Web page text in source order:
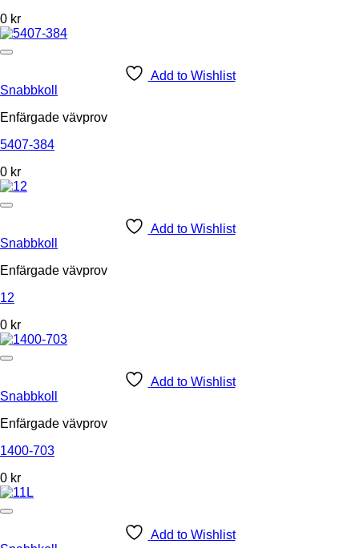
0 kr
Add to Wishlist
Snabbkoll
Enfärgade vävprov
5407-384
0 kr
Add to Wishlist
Snabbkoll
Enfärgade vävprov
12
0 kr
Add to Wishlist
Snabbkoll
Enfärgade vävprov
1400-703
0 kr
Add to Wishlist